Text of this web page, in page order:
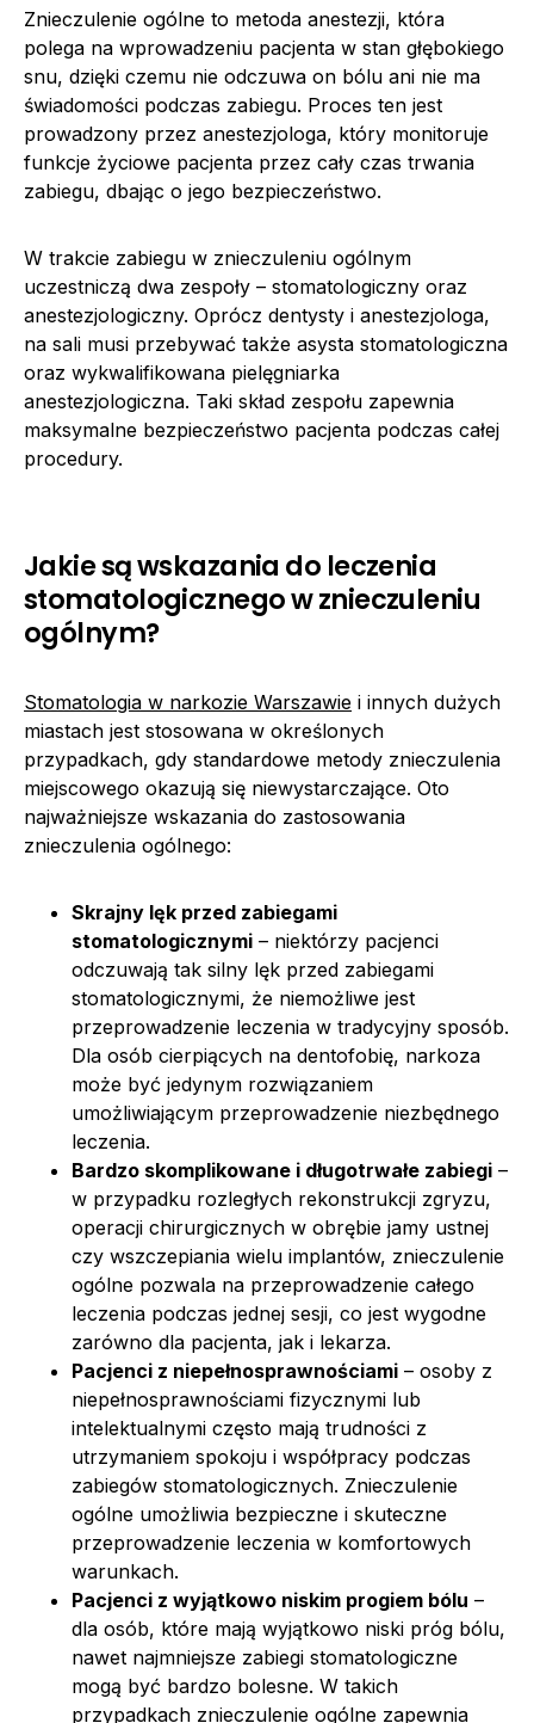
Znieczulenie ogólne to metoda anestezji, która
polega na wprowadzeniu pacjenta w stan głębokiego
snu, dzięki czemu nie odczuwa on bólu ani nie ma
świadomości podczas zabiegu. Proces ten jest
prowadzony przez anestezjologa, który monitoruje
funkcje życiowe pacjenta przez cały czas trwania
zabiegu, dbając o jego bezpieczeństwo.
W trakcie zabiegu w znieczuleniu ogólnym
uczestniczą dwa zespoły – stomatologiczny oraz
anestezjologiczny. Oprócz dentysty i anestezjologa,
na sali musi przebywać także asysta stomatologiczna
oraz wykwalifikowana pielęgniarka
anestezjologiczna. Taki skład zespołu zapewnia
maksymalne bezpieczeństwo pacjenta podczas całej
procedury.
Jakie są wskazania do leczenia
stomatologicznego w znieczuleniu
ogólnym?
Stomatologia w narkozie Warszawie i innych dużych
miastach jest stosowana w określonych
przypadkach, gdy standardowe metody znieczulenia
miejscowego okazują się niewystarczające. Oto
najważniejsze wskazania do zastosowania
znieczulenia ogólnego:
Skrajny lęk przed zabiegami
stomatologicznymi – niektórzy pacjenci
odczuwają tak silny lęk przed zabiegami
stomatologicznymi, że niemożliwe jest
przeprowadzenie leczenia w tradycyjny sposób.
Dla osób cierpiących na dentofobię, narkoza
może być jedynym rozwiązaniem
umożliwiającym przeprowadzenie niezbędnego
leczenia.
Bardzo skomplikowane i długotrwałe zabiegi –
w przypadku rozległych rekonstrukcji zgryzu,
operacji chirurgicznych w obrębie jamy ustnej
czy wszczepiania wielu implantów, znieczulenie
ogólne pozwala na przeprowadzenie całego
leczenia podczas jednej sesji, co jest wygodne
zarówno dla pacjenta, jak i lekarza.
Pacjenci z niepełnosprawnościami – osoby z
niepełnosprawnościami fizycznymi lub
intelektualnymi często mają trudności z
utrzymaniem spokoju i współpracy podczas
zabiegów stomatologicznych. Znieczulenie
ogólne umożliwia bezpieczne i skuteczne
przeprowadzenie leczenia w komfortowych
warunkach.
Pacjenci z wyjątkowo niskim progiem bólu –
dla osób, które mają wyjątkowo niski próg bólu,
nawet najmniejsze zabiegi stomatologiczne
mogą być bardzo bolesne. W takich
przypadkach znieczulenie ogólne zapewnia